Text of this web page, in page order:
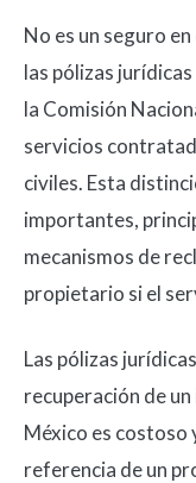
No es un seguro
las pólizas
la Comisión
servicios
civiles. Esta
importantes,
mecanismos de
propietario si el
Las pólizas
recuperación de
México es costoso
referencia de un